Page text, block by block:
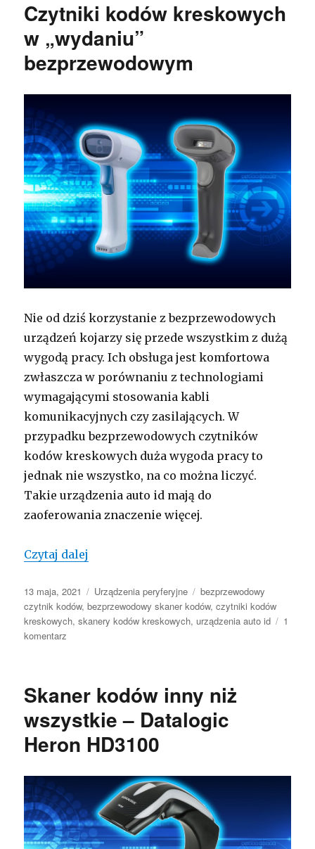
Czytniki kodów kreskowych
w „wydaniu”
bezprzewodowym
Nie od dziś korzystanie z bezprzewodowych
urządzeń kojarzy się przede wszystkim z dużą
wygodą pracy. Ich obsługa jest komfortowa
zwłaszcza w porównaniu z technologiami
wymagającymi stosowania kabli
komunikacyjnych czy zasilających. W
przypadku bezprzewodowych czytników
kodów kreskowych duża wygoda pracy to
jednak nie wszystko, na co można liczyć.
Takie urządzenia auto id mają do
zaoferowania znaczenie więcej.
Czytaj dalej
Opublikowano
13 maja, 2021 Kategorie
Urządzenia peryferyjne Tagi
bezprzewodowy
czytnik kodów,bezprzewodowy skaner kodów,czytniki kodów
kreskowych,skanery kodów kreskowych, urządzenia auto id
1
komentarz
w
bezprzewodowym
Skaner kodów inny niż
wszystkie – Datalogic
Heron HD3100